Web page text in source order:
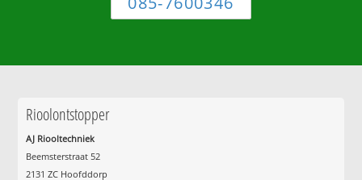
Rioolontstopper
AJ Riooltechniek
Beemsterstraat 52
2131 ZC Hoofddorp